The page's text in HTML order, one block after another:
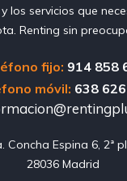
los servicios que
Renting sin
fijo: 914 858
móvil: 638
Concha Espina 6, 2ª
28036 Madrid